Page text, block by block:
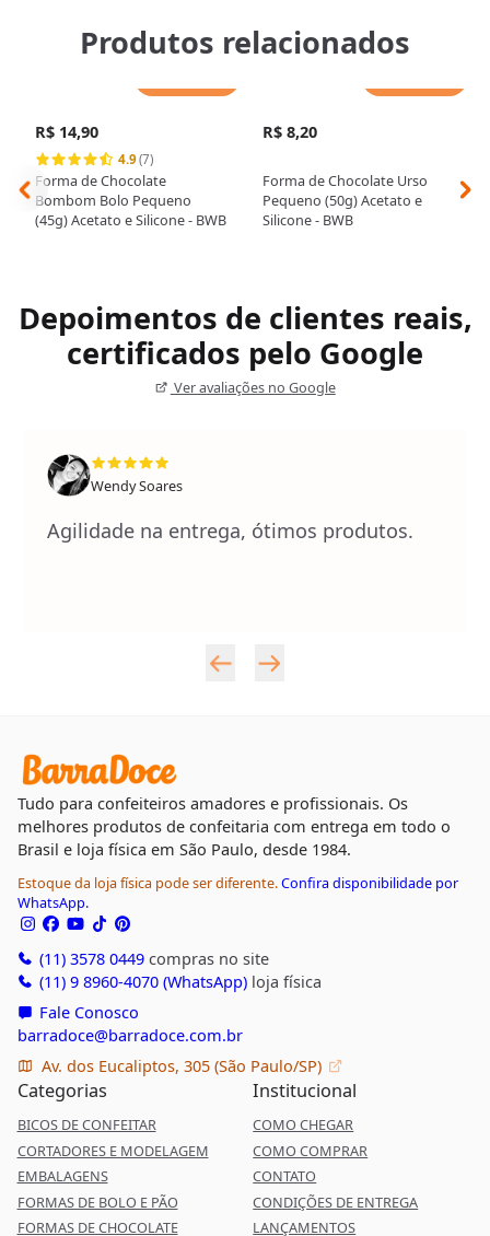
Produtos relacionados
R$ 14,90
4.9(7)
Forma de Chocolate
Bombom Bolo Pequeno
(45g) Acetato e Silicone - BWB
R$ 8,20
Forma de Chocolate Urso
Pequeno (50g) Acetato e
Silicone - BWB
Depoimentos de clientes reais,
certificados pelo Google
Ver avaliações no Google
Wendy Soares
Agilidade na entrega, ótimos produtos.
Tudo para confeiteiros amadores e profissionais. Os
melhores produtos de confeitaria com entrega em todo o
Brasil e loja física em São Paulo, desde 1984.
Estoque da loja física pode ser diferente.Confira disponibilidade por
WhatsApp.
(11) 3578 0449compras no site
(11) 9 8960-4070 (WhatsApp)loja física
Fale Conosco
barradoce@barradoce.com.br
Av. dos Eucaliptos, 305 (São Paulo/SP)
Categorias
BICOS DE CONFEITAR
CORTADORES E MODELAGEM
EMBALAGENS
FORMAS DE BOLO E PÃO
FORMAS DE CHOCOLATE
Institucional
COMO CHEGAR
COMO COMPRAR
CONTATO
CONDIÇÕES DE ENTREGA
LANÇAMENTOS